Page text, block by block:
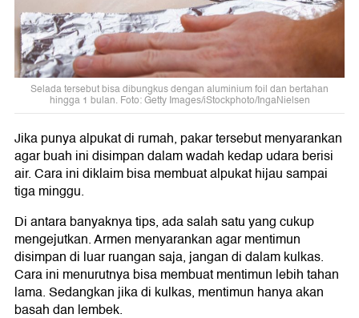
Selada tersebut bisa dibungkus dengan aluminium foil dan bertahan
hingga 1 bulan. Foto: Getty Images/iStockphoto/IngaNielsen
Jika punya alpukat di rumah, pakar tersebut menyarankan
agar buah ini disimpan dalam wadah kedap udara berisi
air. Cara ini diklaim bisa membuat alpukat hijau sampai
tiga minggu.
Di antara banyaknya tips, ada salah satu yang cukup
mengejutkan. Armen menyarankan agar mentimun
disimpan di luar ruangan saja, jangan di dalam kulkas.
Cara ini menurutnya bisa membuat mentimun lebih tahan
lama. Sedangkan jika di kulkas, mentimun hanya akan
basah dan lembek.